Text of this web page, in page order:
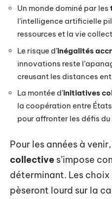
Un monde dominé par les
l’intelligence artificielle
ressources et la vie
Le risque d’inégalités
innovations reste
creusant les distances
La montée d’initiatives
la coopération entre
pour affronter les défis du
Pour les années à
collective s’impose
déterminant. Les choix
pèseront lourd sur la